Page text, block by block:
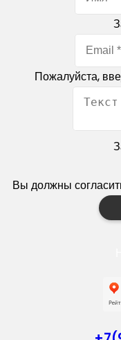
Пожалуйста,
Вы должны